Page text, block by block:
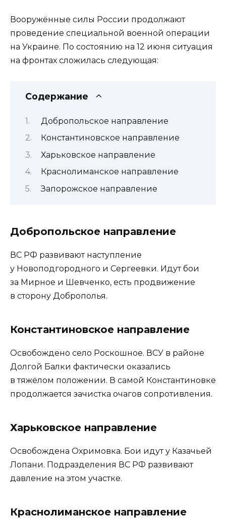
Вооружённые силы России продолжают
проведение специальной военной операции
на Украине. По состоянию на 12 июня ситуация
на фронтах сложилась следующая:
Содержание
Добропольское направление
Константиновское направление
Харьковское направление
Краснолиманское направление
Запорожское направление
Добропольское направление
ВС РФ развивают наступление
у Новоподгородного и Сергеевки. Идут бои
за Мирное и Шевченко, есть продвижение
в сторону Доброполья.
Константиновское направление
Освобождено село Роскошное. ВСУ в районе
Долгой Балки фактически оказались
в тяжёлом положении. В самой Константиновке
продолжается зачистка очагов сопротивления.
Харьковское направление
Освобождена Охримовка. Бои идут у Казачьей
Лопани. Подразделения ВС РФ развивают
давление на этом участке.
Краснолиманское направление